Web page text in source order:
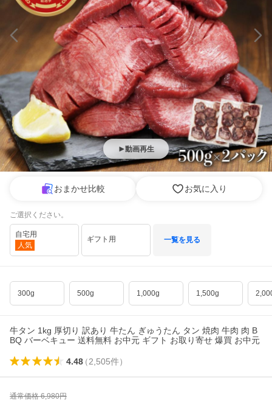
動画再生
おまかせ比較 お気に入り
ご選択ください。
自宅用
人気
ギフト用 一覧を見る
300g 500g 1,000g 1,500g
牛タン 1kg 厚切り 訳あり 牛たん ぎゅうたん タン 焼肉 牛肉 肉 B
BQ バーベキュー 送料無料 お中元 ギフト お取り寄せ 爆買 お中元
4.48（2,505件）
通常価格 6,980円